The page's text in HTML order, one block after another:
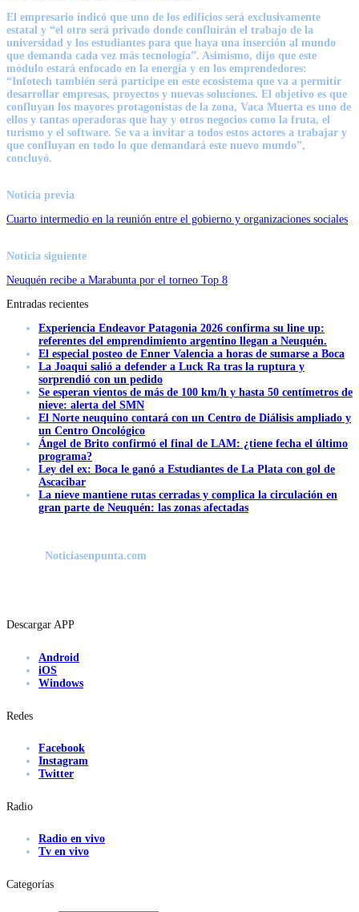
El empresario indicó que uno de los edificios será exclusivamente
estatal y “el otro será privado donde confluirán el trabajo de la
universidad y los estudiantes para que haya una inserción al mundo
que demanda cada vez más tecnología”. Asimismo, dijo que este
módulo estará enfocado en la energía y en los emprendedores:
“Infotech también será partícipe en este ecosistema que va a permitir
desarrollar empresas, proyectos y nuevas soluciones. El objetivo es que
confluyan los mayores protagonistas de la zona, Vaca Muerta es uno de
ellos y tantas operadoras que hay y otros negocios como la fruta, el
turismo y el software. Se va a invitar a todos estos actores a trabajar y
que confluyan en todo lo que demandará este nuevo mundo”,
concluyó.
Noticia previa
Cuarto intermedio en la reunión entre el gobierno y organizaciones sociales
Noticia siguiente
Neuquén recibe a Marabunta por el torneo Top 8
Entradas recientes
Experiencia Endeavor Patagonia 2026 confirma su line up:
referentes del emprendimiento argentino llegan a Neuquén.
El especial posteo de Enner Valencia a horas de sumarse a Boca
La Joaqui salió a defender a Luck Ra tras la ruptura y
sorprendió con un pedido
Se esperan vientos de más de 100 km/h y hasta 50 centímetros de
nieve: alerta del SMN
El Norte neuquino contará con un Centro de Diálisis ampliado y
un Centro Oncológico
Ángel de Brito confirmó el final de LAM: ¿tiene fecha el último
programa?
Ley del ex: Boca le ganó a Estudiantes de La Plata con gol de
Ascacibar
La nieve mantiene rutas cerradas y complica la circulación en
gran parte de Neuquén: las zonas afectadas
Noticiasenpunta.com
Descargar APP
Android
iOS
Windows
Redes
Facebook
Instagram
Twitter
Radio
Radio en vivo
Tv en vivo
Categorías